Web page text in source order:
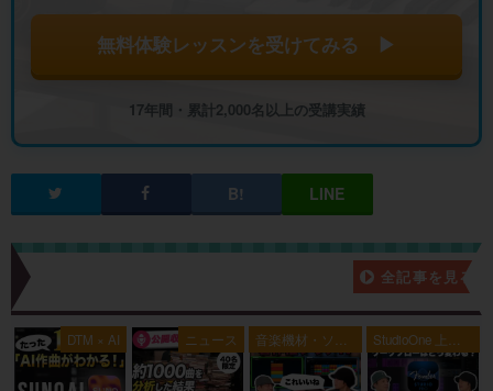
無料体験レッスンを受けてみる ▶
17年間・累計2,000名以上の受講実績
新着記事一覧 全記事を見る
DTM × AI ニュース
音楽機材・ソフ
ト
StudioOne 上級
者編